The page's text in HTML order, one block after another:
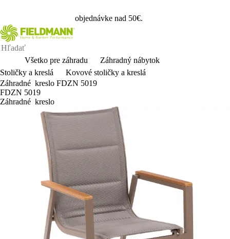
objednávke nad 50€.
Všetko pre záhradu
Záhradný nábytok
Stoličky a kreslá
Kovové stoličky a kreslá
Záhradné kreslo FDZN 5019
FDZN 5019
Záhradné kreslo